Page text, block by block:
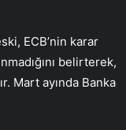
ECB’nin karar
belirterek,
Mart ayında Banka